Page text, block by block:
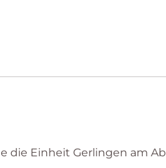
die Einheit Gerlingen am